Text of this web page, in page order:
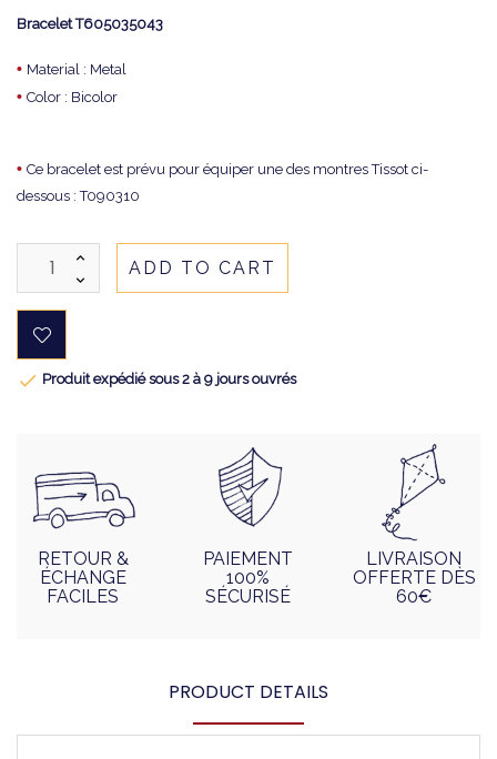
BraceletT605035043
• Material : Metal
• Color : Bicolor
• Ce bracelet est prévu pour équiper une des montres Tissot ci-
dessous : T090310
ADD TO CART
 Produit expédié sous 2 à 9 jours ouvrés
RETOUR &
ÉCHANGE
FACILES
PAIEMENT
100%
SÉCURISÉ
LIVRAISON
OFFERTE DÈS
60€
PRODUCT DETAILS